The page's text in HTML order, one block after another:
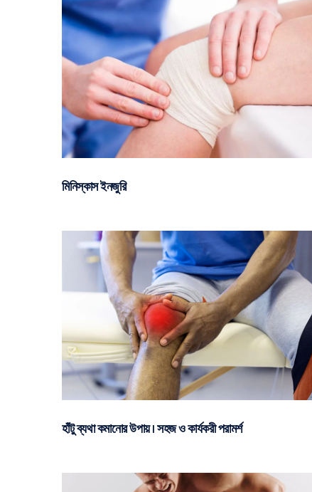
মিনিস্কাস ইনজুরি
হাঁটু ব্যথা কমানোর উপায় | সহজ ও কার্যকরী পরামর্শ